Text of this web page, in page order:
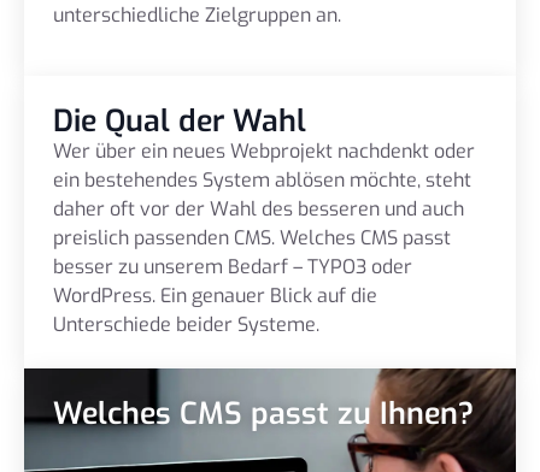
unterschiedliche Zielgruppen an.
Die Qual der Wahl
Wer über ein neues Webprojekt nachdenkt oder
ein bestehendes System ablösen möchte, steht
daher oft vor der Wahl des besseren und auch
preislich passenden CMS. Welches CMS passt
besser zu unserem Bedarf – TYPO3 oder
WordPress. Ein genauer Blick auf die
Unterschiede beider Systeme.
Welches CMS passt zu Ihnen?